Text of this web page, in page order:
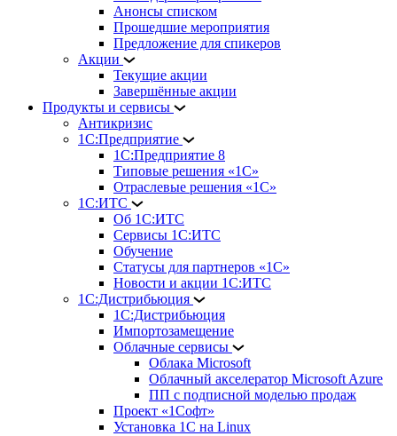
Анонсы списком
Прошедшие мероприятия
Предложение для спикеров
Акции
Текущие акции
Завершённые акции
Продукты и сервисы
Антикризис
1С:Предприятие
1С:Предприятие 8
Типовые решения «1С»
Отраслевые решения «1С»
1С:ИТС
Об 1С:ИТС
Сервисы 1С:ИТС
Обучение
Статусы для партнеров «1С»
Новости и акции 1С:ИТС
1С:Дистрибьюция
1С:Дистрибьюция
Импортозамещение
Облачные сервисы
Облака Microsoft
Облачный акселератор Microsoft Azure
ПП с подписной моделью продаж
Проект «1Софт»
Установка 1С на Linux